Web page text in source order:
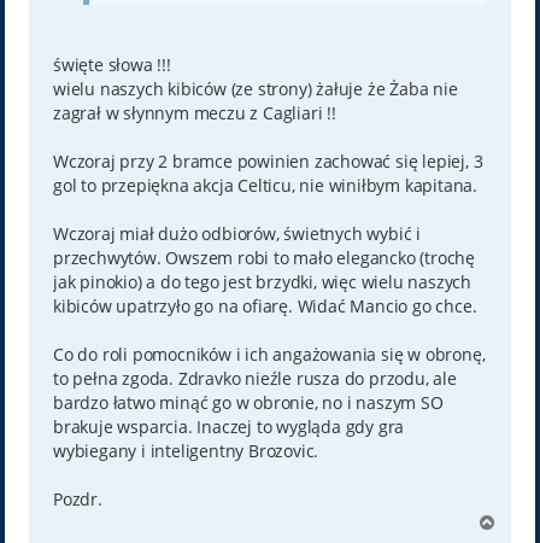
święte słowa !!!
wielu naszych kibiców (ze strony) żałuje że Żaba nie
zagrał w słynnym meczu z Cagliari !!
Wczoraj przy 2 bramce powinien zachować się lepiej, 3
gol to przepiękna akcja Celticu, nie winiłbym kapitana.
Wczoraj miał dużo odbiorów, świetnych wybić i
przechwytów. Owszem robi to mało elegancko (trochę
jak pinokio) a do tego jest brzydki, więc wielu naszych
kibiców upatrzyło go na ofiarę. Widać Mancio go chce.
Co do roli pomocników i ich angażowania się w obronę,
to pełna zgoda. Zdravko nieźle rusza do przodu, ale
bardzo łatwo minąć go w obronie, no i naszym SO
brakuje wsparcia. Inaczej to wygląda gdy gra
wybiegany i inteligentny Brozovic.
Pozdr.